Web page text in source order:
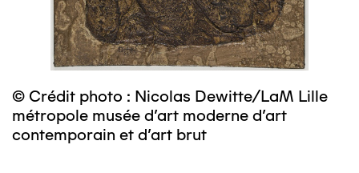
© Crédit photo : Nicolas Dewitte/LaM Lille
métropole musée d’art moderne d’art
contemporain et d’art brut